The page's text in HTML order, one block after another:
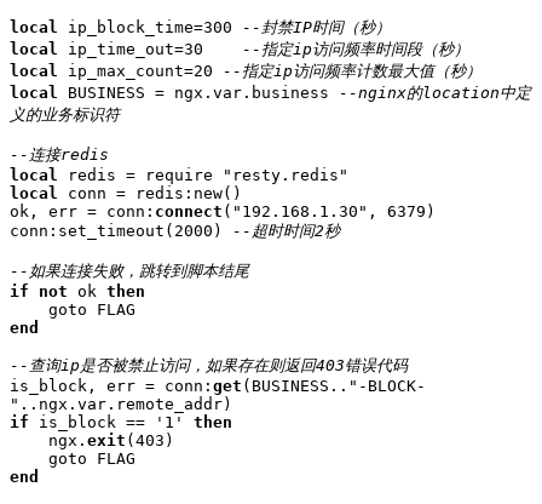
local ip_block_time=300
--封禁IP时间（秒）
local ip_time_out=30
--指定ip访问频率时间段（秒）
local ip_max_count=20
--指定ip访问频率计数最大值（秒）
local BUSINESS = ngx.var.business
--nginx的location中定
义的业务标识符
--连接redis
local
local conn = redis:new()
ok, err = conn: connect ("192.168.1.30", 6379)
conn:set_timeout(2000)
--超时时间2秒
--如果连接失败，跳转到脚本结尾
if
not ok then
end
--查询ip是否被禁止访问，如果存在则返回403错误代码
is_block, err = conn: get (BUSINESS.."-BLOCK-
if is_block == '1' then
    ngx.
exit (403)
end